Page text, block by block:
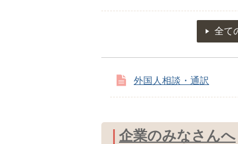
全て
外国人相談・通訳
企業のみなさんへ